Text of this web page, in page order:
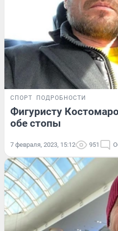
СПОРТ ПОДРОБНОСТИ
Фигуристу
обе стопы
7 февраля, 2023, 15:12 951